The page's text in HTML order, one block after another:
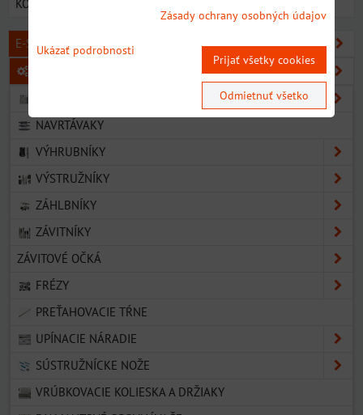
KONTAKT
E-SHOP SORTIMENT
NAVRTÁVAKY
VÝHRUBNÍKY
VÝSTRUŽNÍKY
ZÁHLBNÍKY
ZÁVITNÍKY
ZÁVITOVÉ OČKÁ
FRÉZY
PREŤAHOVACIE TŔNE
UPÍNACIE NÁRADIE
SÚSTRUŽNÍCKE NOŽE
VRÚBKOVACIE KOLIESKA A DRŽIAKY
Zásady ochrany osobných údajov
Ukázať podrobnosti
Prijať všetky cookies
Odmietnuť všetko